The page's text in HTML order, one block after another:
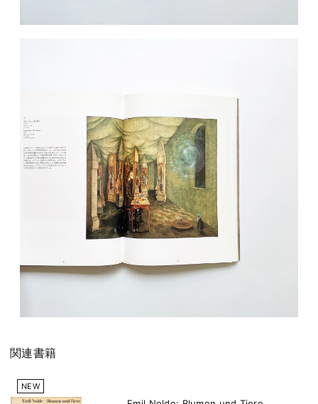
関連書籍
NEW